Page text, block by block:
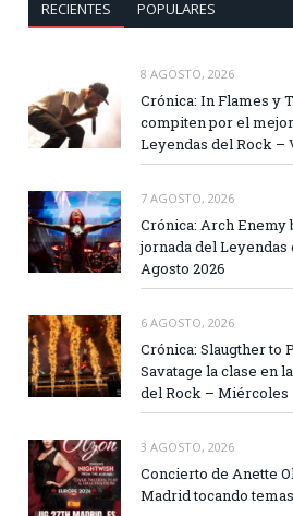
RECIENTES POPULARES
8 AGOSTO, 2026
Crónica: In Flames y
compiten por el
Leyendas del Rock –
7 AGOSTO, 2026
Crónica: Arch Enemy
jornada del
Agosto 2026
6 AGOSTO, 2026
Crónica: Slaugther to
Savatage la clase en
del Rock – Miércoles
3 AGOSTO, 2026
Concierto de Anette
Madrid tocando